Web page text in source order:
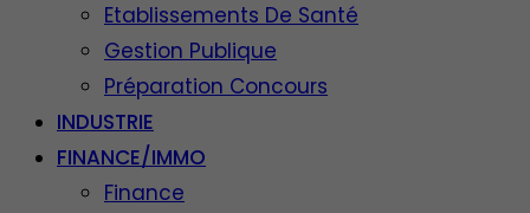
Etablissements De Santé
Gestion Publique
Préparation Concours
INDUSTRIE
FINANCE/IMMO
Finance